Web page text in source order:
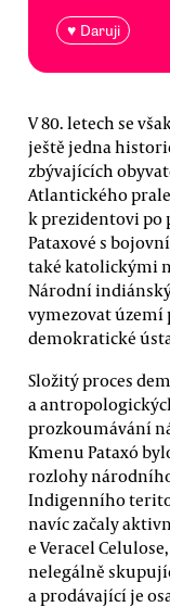
♥ Daruji
V 80. letech se
ještě jedna
zbývajících
Atlantického
k prezidentovi po
Pataxové s
také katolickými
Národní
vymezovat území
demokratické
Složitý proces
a
prozkoumávání
Kmenu Pataxó
rozlohy
Indigenního
navíc začaly
e Veracel
nelegálně
a prodávající je